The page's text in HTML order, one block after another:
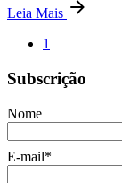
Leia Mais
1
Subscrição
Nome
E-mail*